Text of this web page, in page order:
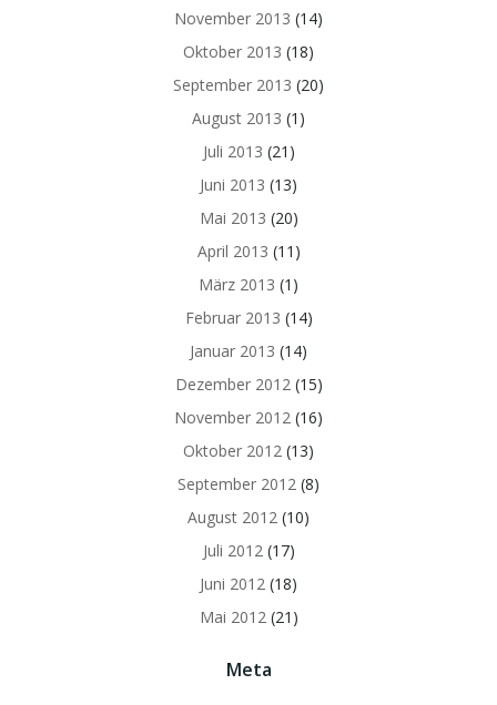
November 2013 (14)
Oktober 2013 (18)
September 2013 (20)
August 2013 (1)
Juli 2013 (21)
Juni 2013 (13)
Mai 2013 (20)
April 2013 (11)
März 2013 (1)
Februar 2013 (14)
Januar 2013 (14)
Dezember 2012(15)
November 2012 (16)
Oktober 2012 (13)
September 2012 (8)
August 2012 (10)
Juli 2012(17)
Juni 2012 (18)
Mai 2012(21)
Meta